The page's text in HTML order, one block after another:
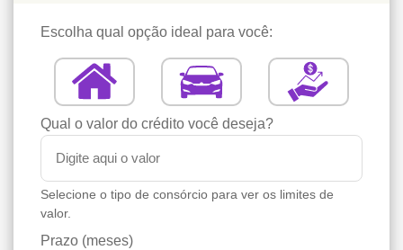
Escolha qual opção ideal para você:
Qual o valor do crédito você deseja?
Selecione o tipo de consórcio para ver os limites de
valor.
Prazo (meses)